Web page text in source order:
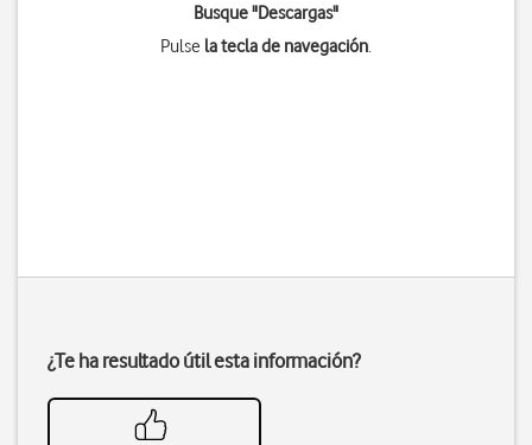
Busque "Descargas"
Pulse la tecla de navegación.
¿Te ha resultado útil esta información?